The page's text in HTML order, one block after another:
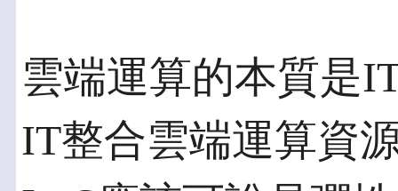
雲端運算的本質是
IT整合雲端運算資